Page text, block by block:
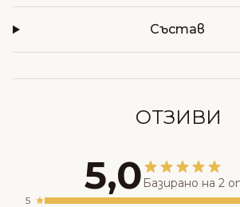
Състав
ОТЗИВИ
5,0 Базирано на 2
5